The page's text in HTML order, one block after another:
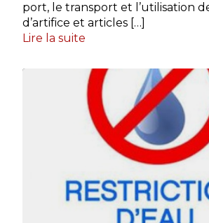
port, le transport et l’utilisation
d’artifice et articles […]
Lire la suite